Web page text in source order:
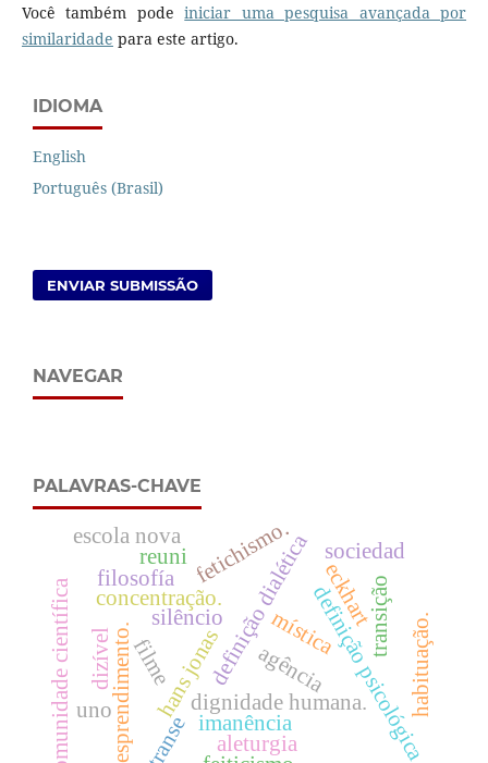
Você também podeiniciar uma pesquisa avançada por
similaridade para este artigo.
IDIOMA
English
Português (Brasil)
ENVIAR SUBMISSÃO
NAVEGAR
PALAVRAS-CHAVE
hans jonasdignidade humana.definição psicológica
definição dialética
concentração.
transe
filme agência
desprendimento.
fetichismo.
uno
silêncio mística
eckhart
dizível
transição
imanência
aleturgia
habituação.
sociedad
filosofía
reuni
escola nova
comunidade científica